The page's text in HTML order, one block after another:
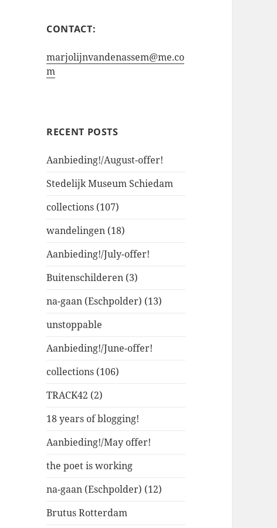
CONTACT:
marjolijnvandenassem@me.co
m
RECENT POSTS
Aanbieding!/August-offer!
Stedelijk Museum Schiedam
collections (107)
wandelingen (18)
Aanbieding!/July-offer!
Buitenschilderen (3)
na-gaan (Eschpolder) (13)
unstoppable
Aanbieding!/June-offer!
collections (106)
TRACK42 (2)
18 years of blogging!
Aanbieding!/May offer!
the poet is working
na-gaan (Eschpolder) (12)
Brutus Rotterdam